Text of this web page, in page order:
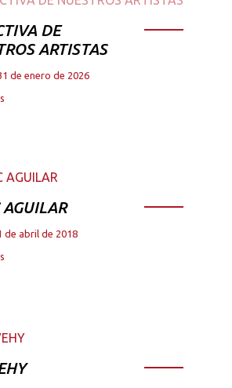
DE
ARTISTAS
de enero de 2026
AGUILAR
de abril de 2018